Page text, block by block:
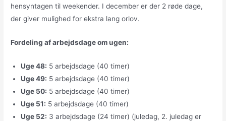
hensyntagen til weekender. I december er der 2 røde dage,
der giver mulighed for ekstra lang orlov.
Fordeling af arbejdsdage om ugen:
Uge 48: 5 arbejdsdage (40 timer)
Uge 49: 5 arbejdsdage (40 timer)
Uge 50: 5 arbejdsdage (40 timer)
Uge 51: 5 arbejdsdage (40 timer)
Uge 52: 3 arbejdsdage (24 timer) (juledag, 2. juledag er